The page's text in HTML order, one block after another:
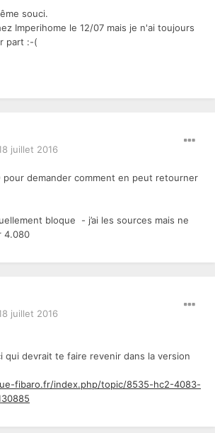
souci.
Imperihome le 12/07 mais je n'ai toujours
part :-(
juillet 2016
pour demander comment en peut retourner
bloque - j’ai les sources mais ne
4.080
juillet 2016
qui devrait te faire revenir dans la version
fibaro.fr/index.php/topic/8535-hc2-4083-